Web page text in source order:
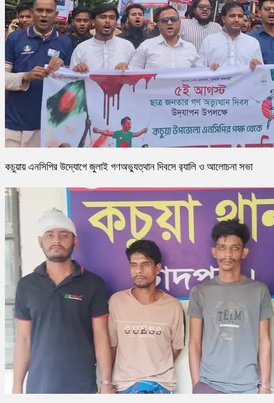
কচুয়ায় এনসিপির উদ্যোগে জুলাই গণঅভ্যুত্থান দিবসে র‌্যালি ও আলোচনা সভা